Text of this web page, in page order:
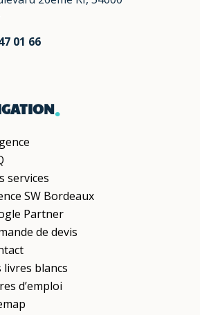
01 66
.
services
SW Bordeaux
Partner
de devis
livres blancs
d’emploi